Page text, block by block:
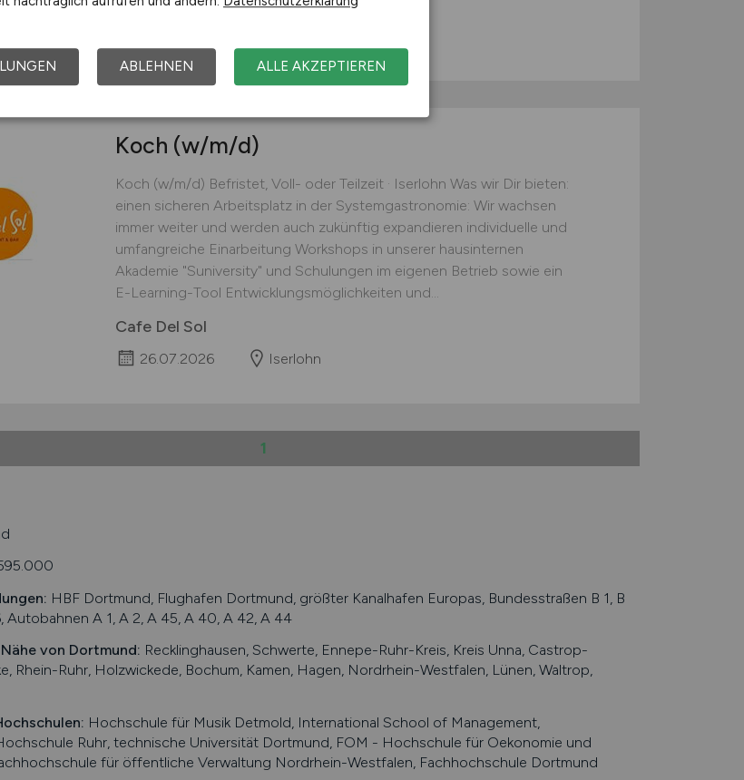
Koch (w/m/d)
Koch (w/m/d) Befristet, Voll- oder Teilzeit · Iserlohn Was wir Dir bieten:
einen sicheren Arbeitsplatz in der Systemgastronomie: Wir wachsen
immer weiter und werden auch zukünftig expandieren individuelle und
umfangreiche Einarbeitung Workshops in unserer hausinternen
Akademie "Suniversity" und Schulungen im eigenen Betrieb sowie ein
E-Learning-Tool Entwicklungsmöglichkeiten und...
Cafe Del Sol
26.07.2026 Iserlohn
1
HBF Dortmund, Flughafen Dortmund, größter Kanalhafen Europas, Bundesstraßen B 1, B
Autobahnen A 1, A 2, A 45, A 40, A 42, A 44
von Dortmund: Recklinghausen, Schwerte, Ennepe-Ruhr-Kreis, Kreis Unna, Castrop-
Rhein-Ruhr, Holzwickede, Bochum, Kamen, Hagen, Nordrhein-Westfalen, Lünen, Waltrop,
Hochschule für Musik Detmold, International School of Management,
Ruhr, technische Universität Dortmund, FOM - Hochschule für Oekonomie und
für öffentliche Verwaltung Nordrhein-Westfalen, Fachhochschule Dortmund
ABLEHNEN ALLE AKZEPTIEREN